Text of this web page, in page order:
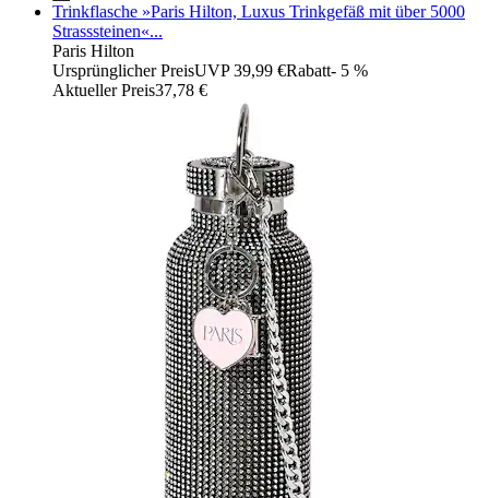
Trinkflasche »Paris Hilton, Luxus Trinkgefäß mit über 5000
Strasssteinen«...
Paris Hilton
Ursprünglicher PreisUVP 39,99 €Rabatt- 5 %
Aktueller Preis37,78 €